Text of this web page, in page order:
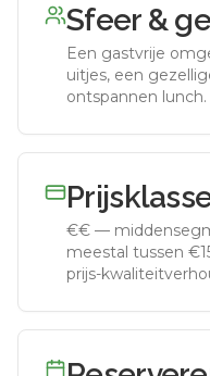
Sfeer &
Een gastvrije
uitjes, een
ontspannen lunch.
€€ —
meestal tussen
prijs-